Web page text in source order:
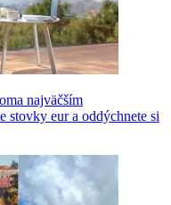
najväčším
stovky eur a oddýchnete si